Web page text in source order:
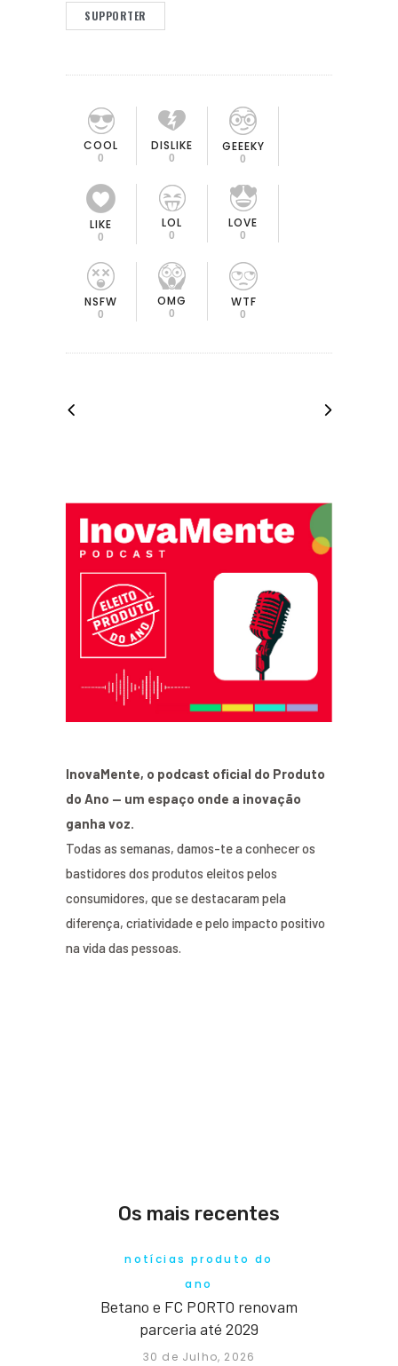
SUPPORTER
COOL
0
DISLIKE
0
GEEEKY
0
LIKE
0
LOL
0
LOVE
0
NSFW
0
OMG
0
WTF
0
InovaMente, o podcast oficial do Produto
do Ano — um espaço onde a inovação
ganha voz.
Todas as semanas, damos-te a conhecer os
bastidores dos produtos eleitos pelos
consumidores, que se destacaram pela
diferença, criatividade e pelo impacto positivo
na vida das pessoas.
Os mais recentes
notícias produto do
ano
Betano e FC PORTO renovam
parceria até 2029
30 de Julho, 2026